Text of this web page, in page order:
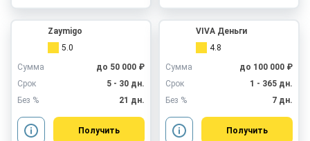
Zaymigo
5.0
Сумма
до 50 000 ₽
Срок
5 - 30 дн.
Без %
21 дн.
Получить
VIVA Деньги
4.8
Сумма
до 100 000 ₽
Срок
1 - 365 дн.
Без %
7 дн.
Получить